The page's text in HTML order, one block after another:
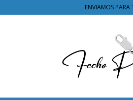
ENVIAMOS